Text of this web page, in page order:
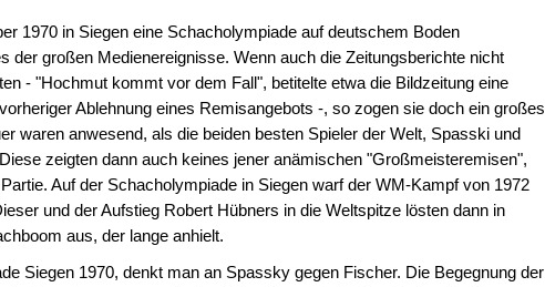
1970 in Siegen eine Schacholympiade auf deutschem Boden
der großen Medienereignisse. Wenn auch die Zeitungsberichte nicht
- "Hochmut kommt vor dem Fall", betitelte etwa die Bildzeitung eine
Ablehnung eines Remisangebots -, so zogen sie doch ein großes
waren anwesend, als die beiden besten Spieler der Welt, Spasski und
zeigten dann auch keines jener anämischen "Großmeisteremisen",
Auf der Schacholympiade in Siegen warf der WM-Kampf von 1972
und der Aufstieg Robert Hübners in die Weltspitze lösten dann in
aus, der lange anhielt.
Siegen 1970, denkt man an Spassky gegen Fischer. Die Begegnung der